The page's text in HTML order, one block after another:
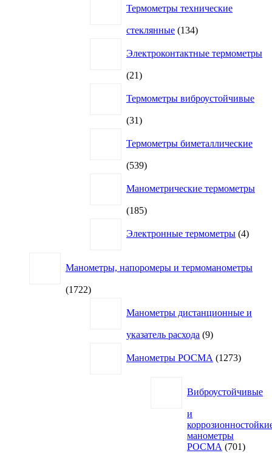
Термометры технические
стеклянные 134134
Электроконтактные термометры
2121
Термометры виброустойчивые
3131
Термометры биметаллические
539539
Манометрические термометры
185185
Электронные термометры 4товара
Манометры, напоромеры и термоманометры
17221722
Манометры дистанционные и
указатель расхода 99
Манометры РОСМА
1273товара
Виброустойчивые
и
манометры
РОСМА
701701